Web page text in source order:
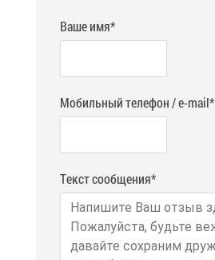
Ваше имя*
Мобильный телефон / e-mail*
Текст сообщения*